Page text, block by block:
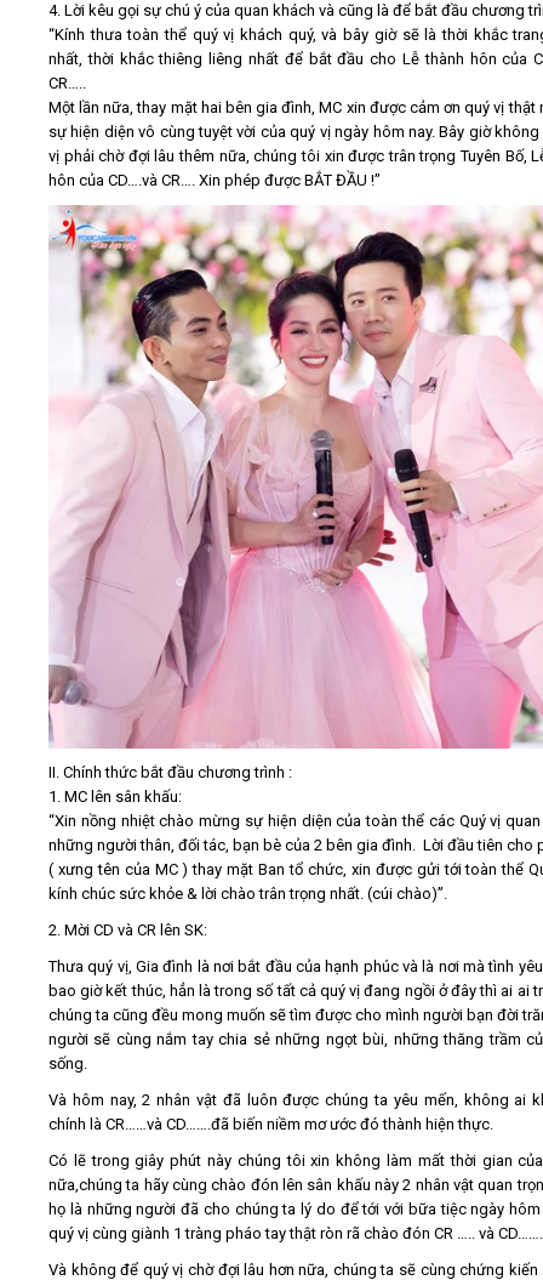
4. Lời kêu gọi sự chú ý của quan khách và cũng là để bắt đầu chương
“Kính thưa toàn thể quý vị khách quý, và bây giờ sẽ là thời khắc
nhất, thời khắc thiêng liêng nhất để bắt đầu cho Lễ thành hôn của
CR…..
Một lần nữa, thay mặt hai bên gia đình, MC xin được cảm ơn quý vị thật
sự hiện diện vô cùng tuyệt vời của quý vị ngày hôm nay. Bây giờ
vị phải chờ đợi lâu thêm nữa, chúng tôi xin được trân trọng Tuyên Bố,
hôn của CD….và CR…. Xin phép được BẮT ĐẦU !”
II. Chính thức bắt đầu chương trình :
1. MC lên sân khấu:
“Xin nồng nhiệt chào mừng sự hiện diện của toàn thể các Quý vị
những người thân, đối tác, bạn bè của 2 bên gia đình. Lời đầu tiên cho
( xưng tên của MC ) thay mặt Ban tổ chức, xin được gửi tới toàn thể
kính chúc sức khỏe & lời chào trân trọng nhất. (cúi chào)”.
2. Mời CD và CR lên SK:
Thưa quý vị, Gia đình là nơi bắt đầu của hạnh phúc và là nơi mà tình
bao giờ kết thúc, hẳn là trong số tất cả quý vị đang ngồi ở đây thì ai ai
chúng ta cũng đều mong muốn sẽ tìm được cho mình người bạn đời
người sẽ cùng nắm tay chia sẻ những ngọt bùi, những thăng trầm
sống.
Và hôm nay, 2 nhân vật đã luôn được chúng ta yêu mến, không ai
chính là CR……và CD…….đã biến niềm mơ ước đó thành hiện thực.
Có lẽ trong giây phút này chúng tôi xin không làm mất thời gian
nữa,chúng ta hãy cùng chào đón lên sân khấu này 2 nhân vật quan
họ là những người đã cho chúng ta lý do để tới với bữa tiệc ngày hôm
quý vị cùng giành 1 tràng pháo tay thật ròn rã chào đón CR ….. và CD…….
Và không để quý vị chờ đợi lâu hơn nữa, chúng ta sẽ cùng chứng